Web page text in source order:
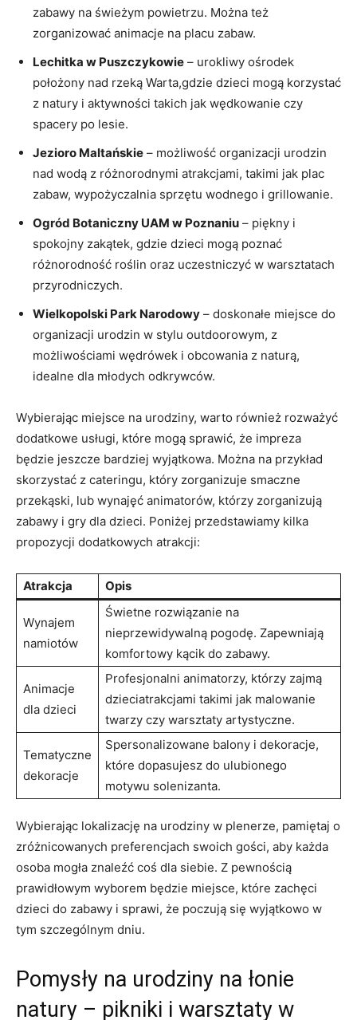
zabawy‍ na‌ świeżym powietrzu. Można też
zorganizować animacje na placu zabaw.
Lechitka w Puszczykowie – urokliwy ośrodek
położony nad ⁤rzeką Warta,gdzie dzieci ⁤mogą korzystać
z natury i aktywności ⁢takich jak wędkowanie ‌czy
spacery po lesie.
Jezioro Maltańskie – możliwość ⁤organizacji urodzin
nad wodą⁣ z różnorodnymi atrakcjami, takimi jak plac‍
zabaw, wypożyczalnia ⁤sprzętu wodnego i grillowanie.
Ogród Botaniczny UAM w Poznaniu – ‍piękny i
spokojny zakątek, gdzie ⁣dzieci mogą poznać
różnorodność roślin oraz uczestniczyć w warsztatach
przyrodniczych.
Wielkopolski Park Narodowy – doskonałe miejsce ⁤do
organizacji⁤ urodzin‌ w stylu outdoorowym, z
⁣możliwościami wędrówek i obcowania z‌ naturą,
idealne dla młodych odkrywców.
Wybierając miejsce na urodziny, warto ⁣również ⁣rozważyć
dodatkowe usługi, które mogą sprawić, że impreza
będzie jeszcze bardziej wyjątkowa. Można na przykład
skorzystać z​ cateringu, który zorganizuje smaczne
przekąski, lub wynajęć animatorów, którzy⁤ zorganizują
zabawy i gry dla dzieci. Poniżej przedstawiamy kilka​
propozycji ⁣dodatkowych atrakcji:
Atrakcja Opis
Wynajem
namiotów
Świetne ⁢rozwiązanie ⁣na
nieprzewidywalną pogodę. Zapewniają
komfortowy kącik do zabawy.
Animacje
dla dzieci
Profesjonalni animatorzy, którzy zajmą
dzieciatrakcjami takimi jak malowanie
twarzy czy ⁤warsztaty artystyczne.
Tematyczne
dekoracje
Spersonalizowane balony⁤ i dekoracje,
które dopasujesz do ulubionego
motywu solenizanta.
Wybierając lokalizację na urodziny w plenerze, pamiętaj o
zróżnicowanych preferencjach swoich gości, aby ⁣każda⁣
osoba mogła znaleźć coś dla siebie. Z ​pewnością
prawidłowym​ wyborem będzie miejsce, które zachęci
dzieci do⁢ zabawy i​ sprawi, że poczują się wyjątkowo w
tym ​szczególnym dniu.
Pomysły‌ na ‌urodziny na‍ łonie⁢
natury ​– pikniki i warsztaty ⁢w